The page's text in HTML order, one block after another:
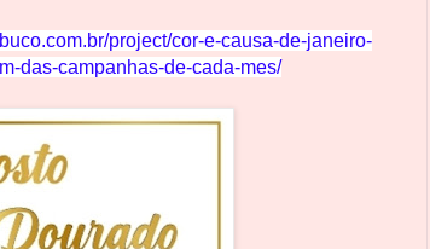
project/cor-e-causa-de-janeiro-
das-campanhas-de-cada-mes/